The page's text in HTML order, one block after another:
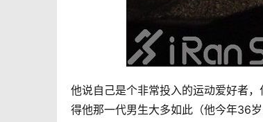
他说自己是个非常投入的运动爱好者
得他那一代男生大多如此（他今年36